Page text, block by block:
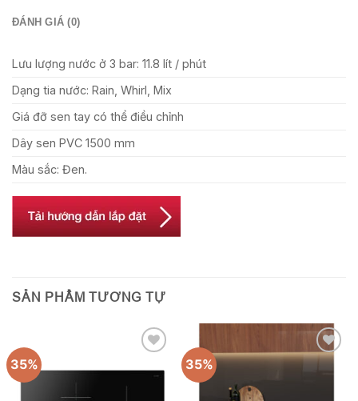
ĐÁNH GIÁ (0)
Lưu lượng nước ở 3 bar: 11.8 lít / phút
Dạng tia nước: Rain, Whirl, Mix
Giá đỡ sen tay có thể điều chỉnh
Dây sen PVC 1500 mm
Màu sắc: Đen.
SẢN PHẨM TƯƠNG TỰ
35% 35%